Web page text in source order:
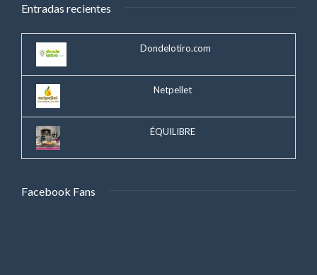
Entradas recientes
Dondelotiro.com
Netpellet
ÉQUILIBRE
Facebook Fans